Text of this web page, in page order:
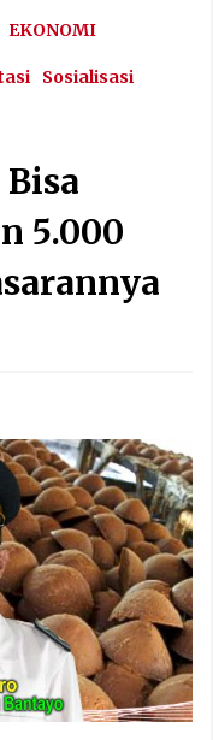
EKONOMI
Sosialisasi
5.000